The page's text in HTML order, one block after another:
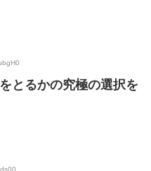
とるかの究極の選択を